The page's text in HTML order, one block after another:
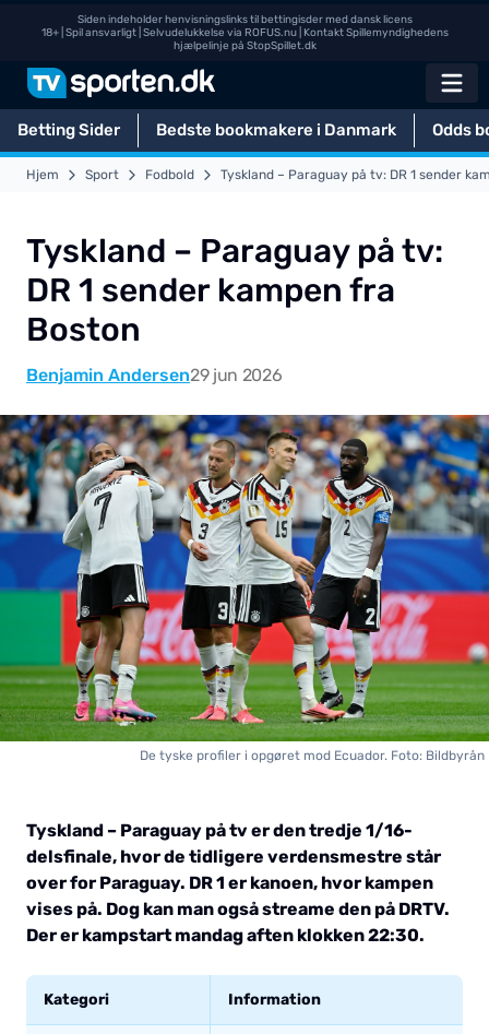
Siden indeholder henvisningslinks til bettingisder med dansk licens
18+ | Spil ansvarligt | Selvudelukkelse via ROFUS.nu| Kontakt Spillemyndighedens
hjælpelinje på StopSpillet.dk
Betting Sider Bedste bookmakere i Danmark Odds
Hjem Sport Fodbold Tyskland – Paraguay på tv: DR 1 sender
Tyskland – Paraguay på tv:
DR 1 sender kampen fra
Boston
Benjamin Andersen29 jun 2026
De tyske profiler i opgøret mod Ecuador. Foto: Bildbyrån
Tyskland – Paraguay på tv er den tredje 1/16-
delsfinale, hvor de tidligere verdensmestre står
over for Paraguay. DR 1 er kanoen, hvor kampen
vises på. Dog kan man også streame den på DRTV.
Der er kampstart mandag aften klokken 22:30.
Kategori Information